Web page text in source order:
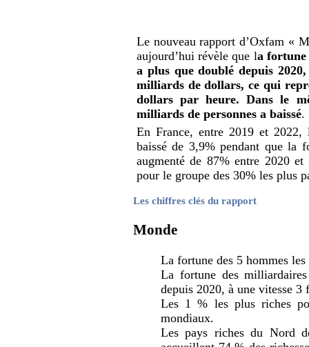
Le nouveau rapport d’Oxfam «
aujourd’hui révèle que la fortune
a plus que doublé depuis
milliards de dollars, ce qui
dollars par heure. Dans le
milliards de personnes a baissé.
En France, entre 2019 et 2022,
baissé de 3,9% pendant que la
augmenté de 87% entre 2020
pour le groupe des 30% les plus
Les chiffres clés du rapport
Monde
La fortune des 5 hommes
La fortune des
depuis 2020, à une vitesse
Les 1 % les plus riches
mondiaux.
Les pays riches du Nord